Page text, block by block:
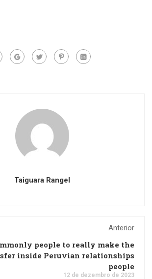
Taiguara Rangel
Anterior
people to really make the
inside Peruvian relationships
people
12 de dezembro de 2023